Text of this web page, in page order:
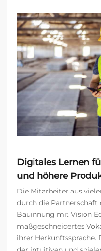
Digitales Lernen
und höhere
Die Mitarbeiter aus
durch die Partnerschaft
Bauinnung mit Vision
maßgeschneidertes
ihrer Herkunftssprache.